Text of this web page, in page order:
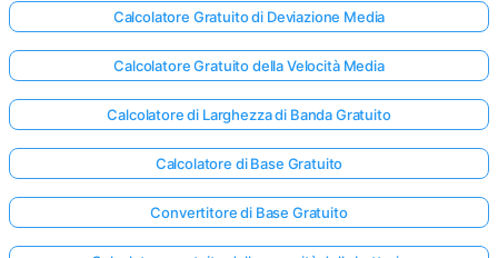
Calcolatore Gratuito di Deviazione Media
Calcolatore Gratuito della Velocità Media
Calcolatore di Larghezza di Banda Gratuito
Calcolatore di Base Gratuito
Convertitore di Base Gratuito